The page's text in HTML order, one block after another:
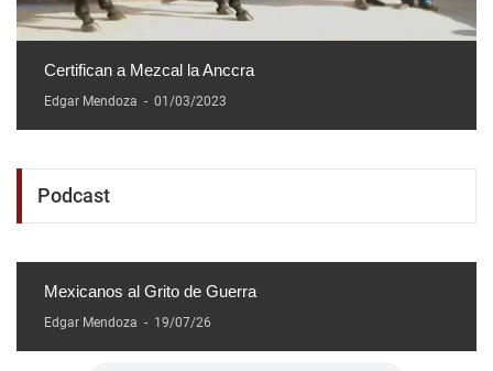
Certifican a Mezcal la Anccra
Edgar Mendoza - 01/03/2023
Podcast
Mexicanos al Grito de Guerra
Edgar Mendoza - 19/07/26